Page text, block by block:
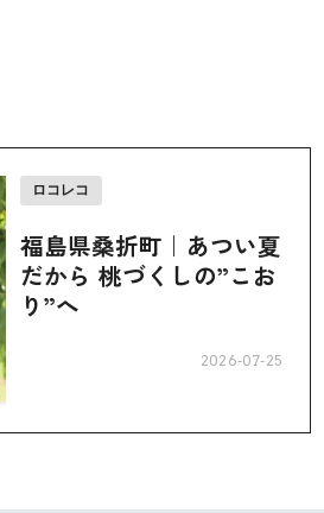
ロコレコ
福島県桑折町｜あつい夏
だから 桃づくしの”こお
り”へ
2026-07-25